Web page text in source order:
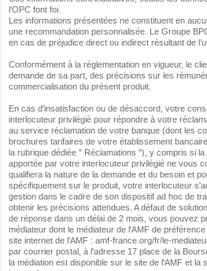
l’OPC font foi.
Les informations présentées ne constituent en
une recommandation personnalisée. Le Groupe
en cas de préjudice direct ou indirect résultant de
Conformément à la réglementation en vigueur, le
demande de sa part, des précisions sur les
commercialisation du présent produit.
En cas d'insatisfaction ou de désaccord, votre
interlocuteur privilégié pour répondre à votre
au service réclamation de votre banque (dont les
brochures tarifaires de votre établissement
la rubrique dédiée " Réclamations "), y compris si
apportée par votre interlocuteur privilégié ne vous
qualifiera la nature de la demande et du besoin et
spécifiquement sur le produit, votre interlocuteur
gestion dans le cadre de son dispositif ad hoc de
obtenir les précisions attendues. A défaut de
de réponse dans un délai de 2 mois, vous pouvez
médiateur dont le médiateur de l'AMF de
site internet de l'AMF : amf-france.org/fr/le-
par courrier postal, à l'adresse 17 place de la
la médiation est disponible sur le site de l'AMF et la